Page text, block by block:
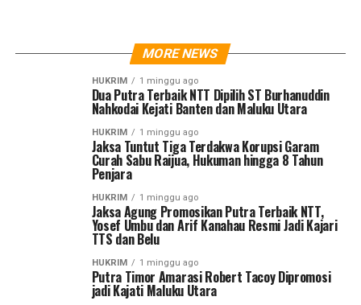
MORE NEWS
HUKRIM 1 minggu ago
Dua Putra Terbaik NTT Dipilih ST Burhanuddin
Nahkodai Kejati Banten dan Maluku Utara
HUKRIM 1 minggu ago
Jaksa Tuntut Tiga Terdakwa Korupsi Garam
Curah Sabu Raijua, Hukuman hingga 8 Tahun
Penjara
HUKRIM 1 minggu ago
Jaksa Agung Promosikan Putra Terbaik NTT,
Yosef Umbu dan Arif Kanahau Resmi Jadi Kajari
TTS dan Belu
HUKRIM 1 minggu ago
Putra Timor Amarasi Robert Tacoy Dipromosi
jadi Kajati Maluku Utara